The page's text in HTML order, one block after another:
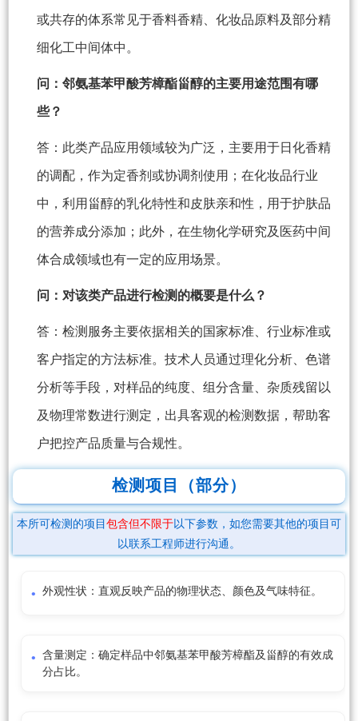
或共存的体系常见于香料香精、化妆品原料及部分精
细化工中间体中。
问：邻氨基苯甲酸芳樟酯甾醇的主要用途范围有哪
些？
答：此类产品应用领域较为广泛，主要用于日化香精
的调配，作为定香剂或协调剂使用；在化妆品行业
中，利用甾醇的乳化特性和皮肤亲和性，用于护肤品
的营养成分添加；此外，在生物化学研究及医药中间
体合成领域也有一定的应用场景。
问：对该类产品进行检测的概要是什么？
答：检测服务主要依据相关的国家标准、行业标准或
客户指定的方法标准。技术人员通过理化分析、色谱
分析等手段，对样品的纯度、组分含量、杂质残留以
及物理常数进行测定，出具客观的检测数据，帮助客
户把控产品质量与合规性。
检测项目（部分）
本所可检测的项目 包含但不限于以下参数，如您需要其他的项目可
以联系工程师进行沟通。
外观性状：直观反映产品的物理状态、颜色及气味特征。
含量测定：确定样品中邻氨基苯甲酸芳樟酯及甾醇的有效成
分占比。